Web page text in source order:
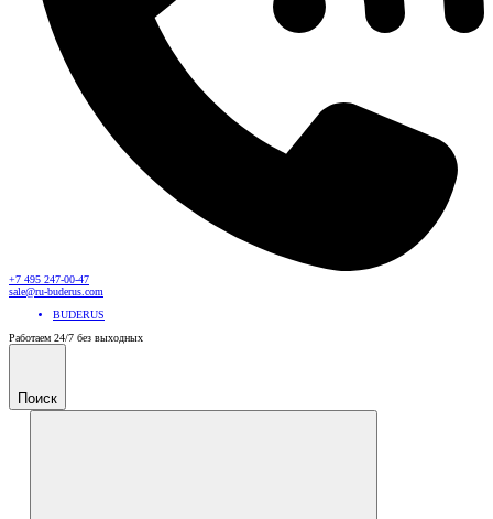
+7 495 247-00-47
sale@ru-buderus.com
BUDERUS
Работаем 24/7 без выходных
Поиск